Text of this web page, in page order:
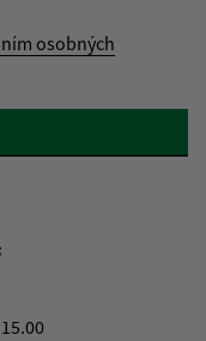
osobných